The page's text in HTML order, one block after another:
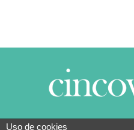
Uso de cookies